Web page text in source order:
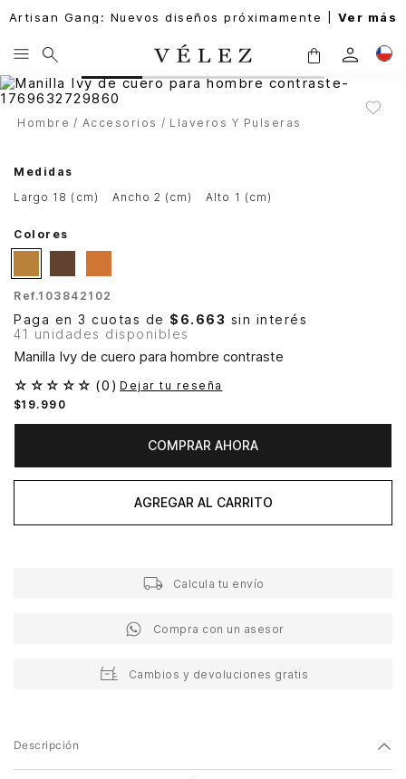
Artisan Gang: Nuevos diseños próximamente | Ver más
Hombre Accesorios Llaveros Y Pulseras
Medidas
largo 18 (cm)
ancho 2 (cm) alto 1 (cm)
Colores
Ref.103842102
Paga en 3 cuotas de $6.663 sin interés
41 unidades disponibles
Manilla Ivy de cuero para hombre contraste
☆ ☆ ☆ ☆ ☆ (0 ) Dejar tu reseña
$19. 990
COMPRAR AHORA
AGREGAR AL CARRITO
Calcula tu envío
Compra con un asesor
Cambios y devoluciones gratis
Descripción